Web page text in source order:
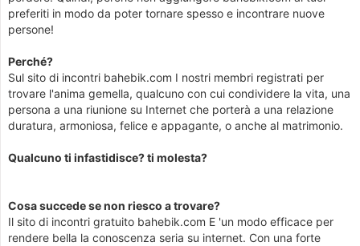
preferiti in modo da poter tornare spesso e incontrare nuove
persone!
Perché?
Sul sito di incontri bahebik.com I nostri membri registrati per
trovare l'anima gemella, qualcuno con cui condividere la vita, una
persona a una riunione su Internet che porterà a una relazione
duratura, armoniosa, felice e appagante, o anche al matrimonio.
Qualcuno ti infastidisce? ti molesta?
Cosa succede se non riesco a trovare?
Il sito di incontri gratuito bahebik.com E 'un modo efficace per
rendere bella la conoscenza seria su internet. Con una forte